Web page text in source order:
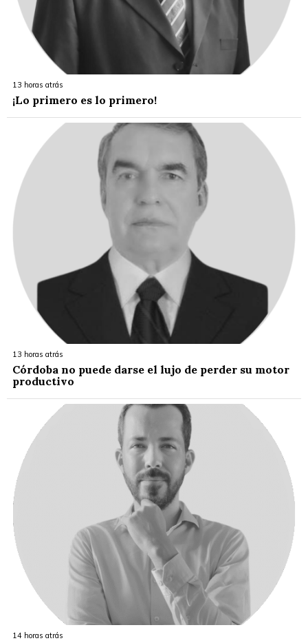
13 horas atrás
¡Lo primero es lo primero!
13 horas atrás
Córdoba no puede darse el lujo de perder su motor
productivo
14 horas atrás